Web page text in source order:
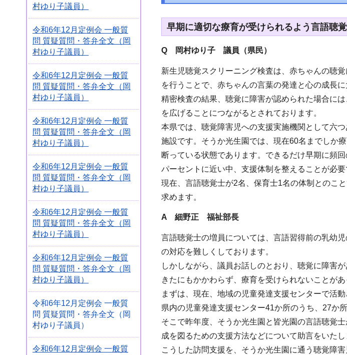
村ゆり子議員）
令和6年12月定例会 一般質
問 質疑質問・答弁全文（岡
村ゆり子議員）
令和6年12月定例会 一般質
問 質疑質問・答弁全文（岡
村ゆり子議員）
令和6年12月定例会 一般質
問 質疑質問・答弁全文（岡
村ゆり子議員）
令和6年12月定例会 一般質
問 質疑質問・答弁全文（岡
村ゆり子議員）
令和6年12月定例会 一般質
問 質疑質問・答弁全文（岡
村ゆり子議員）
令和6年12月定例会 一般質
問 質疑質問・答弁全文（岡
村ゆり子議員）
令和6年12月定例会 一般質
問 質疑質問・答弁全文（岡
村ゆり子議員）
令和6年12月定例会 一般質
早期に適切な療育が受けられるよう言語聴
Q 岡村ゆり子 議員（県民）
新生児聴覚スクリーニング検査は、赤ちゃんの聴
を行うことで、赤ちゃんの言葉の発達と心の成長
精密検査の結果、聴覚に障害が認められた場合に
を広げることにつながるとされております。
本県では、聴覚障害児への支援実施機関として六
施設です。そうか光生園では、現在60名までしか
断っている状態であります。できるだけ早期に頻
パーセントに近い中、支援体制を整えることが必要
現在、言語聴覚士が2名、保育士1名の体制とのこ
求めます。
A 細野正 福祉部長
言語聴覚士の増員については、言語習得前の乳幼
の対応を難しくしております。
しかしながら、議員お話しのとおり、聴覚に障害
きたにもかかわらず、療育を受けられないことがあ
まずは、現在、地域の児童発達支援センターで活
県内の児童発達支援センター41か所のうち、27か
そこで昨年度、そうか光生園と皆光園の言語聴覚
成を図るための支援方法などについて助言をいたし
こうした訪問支援を、そうか光生園に通う聴覚障